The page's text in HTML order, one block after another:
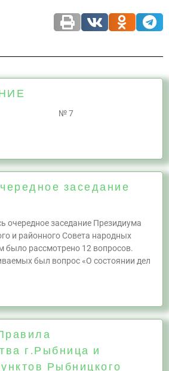
2024 г. № 7
заседание
очередное заседание Президиума
и районного Совета народных
было рассмотрено 12 вопросов.
был вопрос «О состоянии дел
г.Рыбница и
Рыбницкого